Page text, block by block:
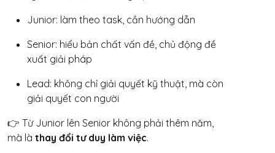
Junior: làm theo task, cần hướng dẫn
Senior: hiểu bản chất vấn đề, chủ động đề
xuất giải pháp
Lead: không chỉ giải quyết kỹ thuật, mà còn
giải quyết con người
👉 Từ Junior lên Senior không phải thêm năm,
mà là thay đổi tư duy làm việc.